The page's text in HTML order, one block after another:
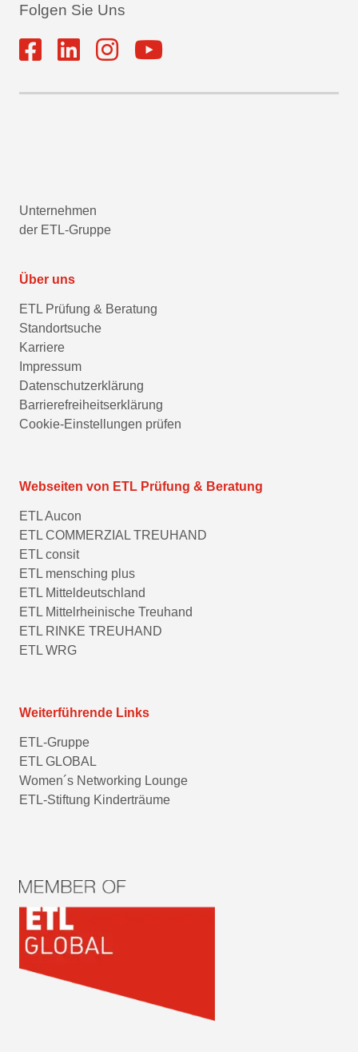
Folgen Sie Uns
Unternehmen
der ETL-Gruppe
Über uns
ETL Prüfung & Beratung
Standortsuche
Karriere
Impressum
Datenschutzerklärung
Barrierefreiheitserklärung
Cookie-Einstellungen prüfen
Webseiten von ETL Prüfung & Beratung
ETL Aucon
ETL COMMERZIAL TREUHAND
ETL consit
ETL mensching plus
ETL Mitteldeutschland
ETL Mittelrheinische Treuhand
ETL RINKE TREUHAND
ETL WRG
Weiterführende Links
ETL-Gruppe
ETL GLOBAL
Women´s Networking Lounge
ETL-Stiftung Kinderträume